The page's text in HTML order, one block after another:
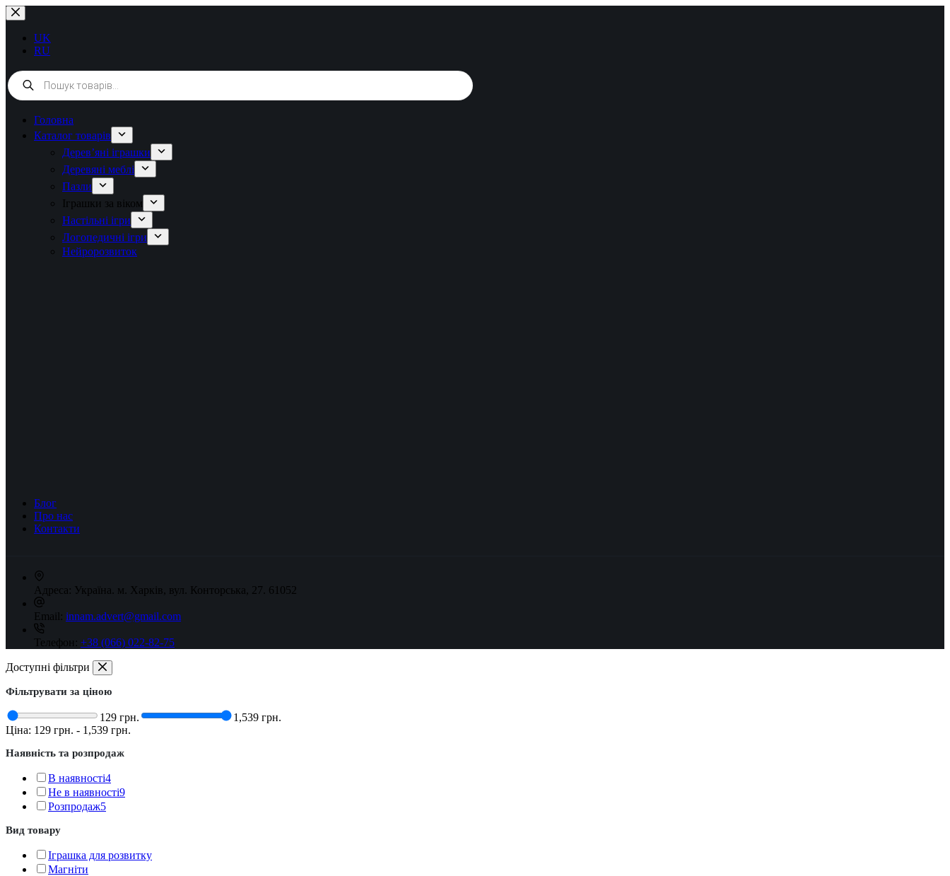
Перейти
до
вмістуUK
RU
Products
search
Головна
Каталог товарів
Дерев’яні іграшки
Деревяні меблі
Пазли
Іграшки за віком
Настільні ігри
Логопедичні ігри
Нейророзвиток
Блог
Про нас
Контакти
Адреса: Україна. м. Харків, вул. Конторська, 27. 61052
Email: innam.advert@gmail.com
Телефон: +38 (066) 022-82-75
Доступні фільтри
Фільтрувати за ціною
129 грн.
1,539 грн.
Ціна: 129 грн. - 1,539 грн.
Наявність та розпродаж
В наявності4
Не в наявності9
Розпродаж5
Вид товару
Іграшка для розвитку
Магніти